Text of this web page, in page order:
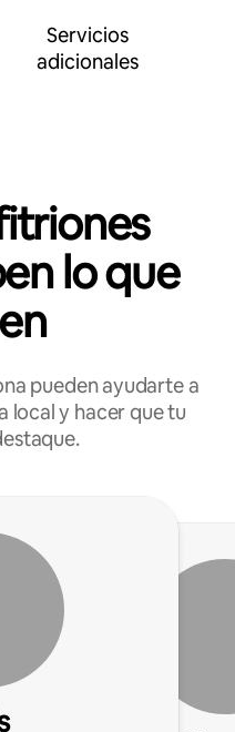
Servicios
adicionales
lo que
pueden ayudarte a
local y hacer que tu